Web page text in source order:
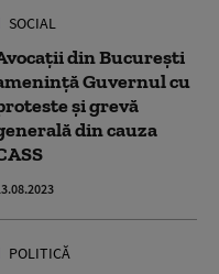
SOCIAL
din București
Guvernul cu
și grevă
din cauza
POLITICĂ